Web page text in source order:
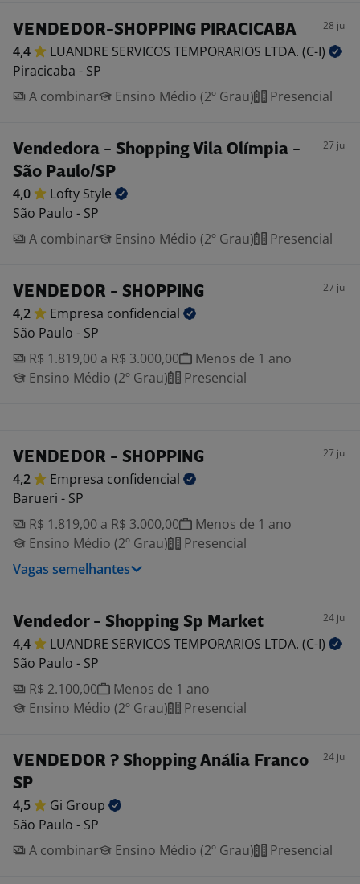
VENDEDOR-SHOPPING PIRACICABA 28 jul
4,4 LUANDRE SERVICOS TEMPORARIOS LTDA. (C-I)
Piracicaba - SP
A combinar
Ensino Médio (2º Grau) Presencial
Vendedora - Shopping Vila Olímpia -
São Paulo/SP
27 jul
4,0 Lofty Style
São Paulo - SP
A combinar
Ensino Médio (2º Grau) Presencial
VENDEDOR - SHOPPING 27 jul
4,2 Empresa confidencial
São Paulo - SP
R$ 1.819,00 a R$ 3.000,00
Menos de 1 ano
Ensino Médio (2º Grau)
Presencial
VENDEDOR - SHOPPING 27 jul
4,2 Empresa confidencial
Barueri - SP
R$ 1.819,00 a R$ 3.000,00
Menos de 1 ano
Ensino Médio (2º Grau)
Presencial
Vagas semelhantes
Vendedor - Shopping Sp Market 24 jul
4,4 LUANDRE SERVICOS TEMPORARIOS LTDA. (C-I)
São Paulo - SP
R$ 2.100,00
Menos de 1 ano
Ensino Médio (2º Grau)
Presencial
VENDEDOR ? Shopping Anália Franco
SP
24 jul
4,5 Gi Group
São Paulo - SP
A combinar
Ensino Médio (2º Grau) Presencial